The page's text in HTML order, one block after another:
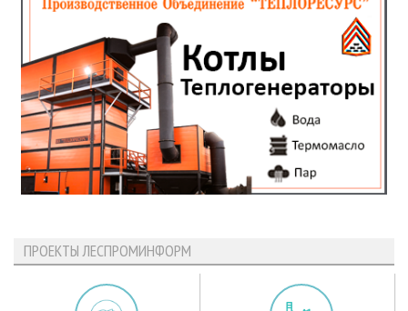
ПРОЕКТЫ ЛЕСПРОМИНФОРМ